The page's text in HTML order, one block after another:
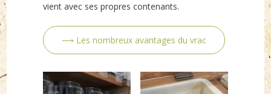
vient avec ses propres contenants.
⟶ Les nombreux avantages du vrac